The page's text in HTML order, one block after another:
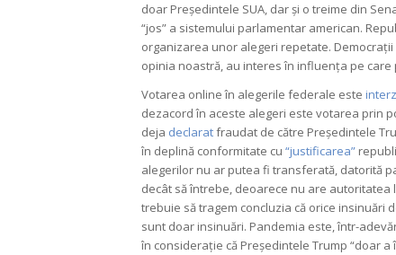
doar Președintele SUA, dar și o treime din
“jos” a sistemului parlamentar american.
organizarea unor alegeri repetate.
opinia noastră, au interes în influența pe
Votarea online în alegerile federale este
dezacord în aceste alegeri este votarea prin
deja declaratfraudat de către Președintele
în deplină conformitate cu “justificarea”
alegerilor nu ar putea fi transferată, datorită
decât să întrebe, deoarece nu are
trebuie să tragem concluzia că orice
sunt doar insinuări. Pandemia este, într-
în considerație că Președintele Trump “doar a